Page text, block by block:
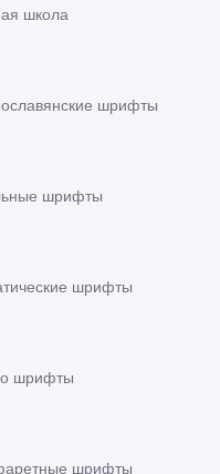
школа
шрифты
шрифты
шрифты
шрифты
шрифты